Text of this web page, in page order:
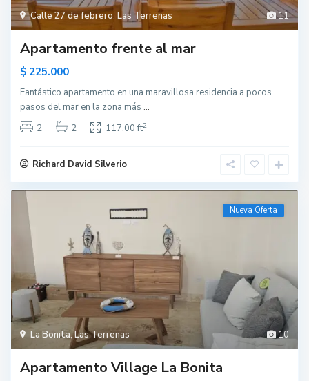
11
Calle 27 de febrero, Las Terrenas
Apartamento frente al mar
$ 225.000
Fantástico apartamento en una maravillosa residencia a pocos
pasos del mar en la zona más ...
2
2 117.00 ft2
Richard David Silverio
10
La Bonita,Las Terrenas
Nueva Oferta
Apartamento Village La Bonita